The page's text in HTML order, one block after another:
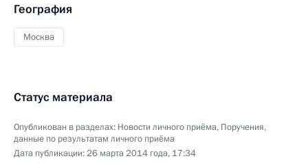
География
Москва
Статус материала
Опубликован в разделах: Новости личного приёма, Поручения,
данные по результатам личного приёма
Дата публикации:26 марта 2014 года, 17:34